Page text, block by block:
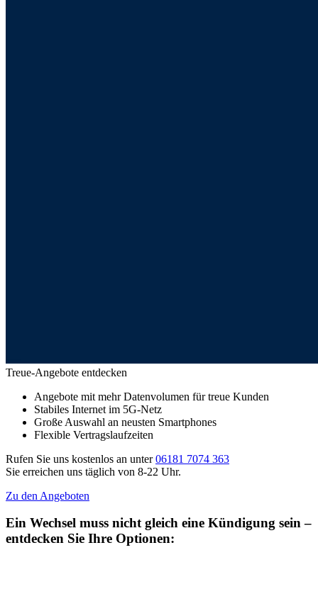
Treue-Angebote entdecken
Angebote mit mehr Datenvolumen für treue Kunden
Stabiles Internet im 5G-Netz
Große Auswahl an neusten Smartphones
Flexible Vertragslaufzeiten
Rufen Sie uns kostenlos an unter06181 7074 363
Sie erreichen uns täglich von 8-22 Uhr.
Zu den Angeboten
Ein Wechsel muss nicht gleich eine Kündigung sein –
entdecken Sie Ihre Optionen: